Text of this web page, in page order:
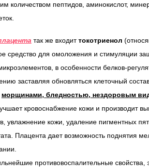
количеством пептидов, аминокислот,
так же входиттокотриенол
средство для омоложения и стимуляции
в особенности белков-
заставляя обновляться клеточный
морщинами, бледностью, нездоровым
кровоснабжение кожи и производит
увлажнение кожи, удаление пигментных
Плацента дает возможность поднятия
противовоспалительные свойства,